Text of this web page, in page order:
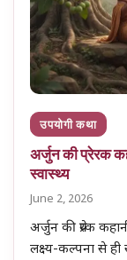
उपयोगी कथा
अर्जुन की प्रेरक
स्वास्थ्य
June 2, 2026
अर्जुन की प्रेरक
लक्ष्य-कल्पना से ही